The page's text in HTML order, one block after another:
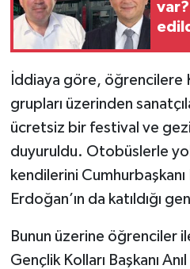
İddiaya göre, öğrencilere
grupları üzerinden
ücretsiz bir festival ve
duyuruldu. Otobüslerle
kendilerini
Erdoğan’ın da katıldığı
Bunun üzerine öğrenciler
Gençlik Kolları Başkanı Anıl